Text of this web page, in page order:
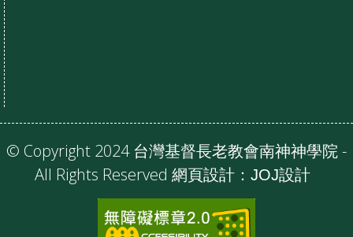
© Copyright 2024 台灣基督長老教會南神神學院 -
All Rights Reserved 網頁設計： JOJ設計